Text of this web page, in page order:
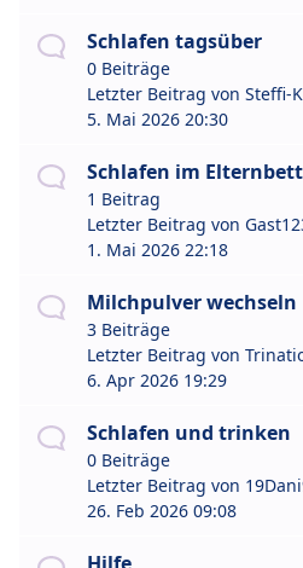
Schlafen tagsüber
0 Beiträge
Letzter Beitrag von Steffi-
5. Mai 2026 20:30
Schlafen im
1 Beitrag
Letzter Beitrag von
1. Mai 2026 22:18
Milchpulver wechseln
3 Beiträge
Letzter Beitrag von
6. Apr 2026 19:29
Schlafen und trinken
0 Beiträge
Letzter Beitrag von
26. Feb 2026 09:08